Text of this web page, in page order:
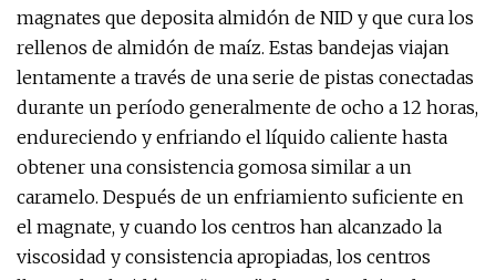
magnates que deposita almidón de NID y que cura los
rellenos de almidón de maíz. Estas bandejas viajan
lentamente a través de una serie de pistas conectadas
durante un período generalmente de ocho a 12 horas,
endureciendo y enfriando el líquido caliente hasta
obtener una consistencia gomosa similar a un
caramelo. Después de un enfriamiento suficiente en
el magnate, y cuando los centros han alcanzado la
viscosidad y consistencia apropiadas, los centros